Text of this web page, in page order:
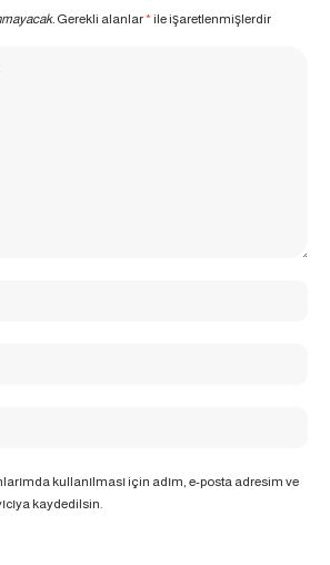
Gerekli alanlar*ile işaretlenmişlerdir
kullanılması için adım, e-posta adresim ve
kaydedilsin.